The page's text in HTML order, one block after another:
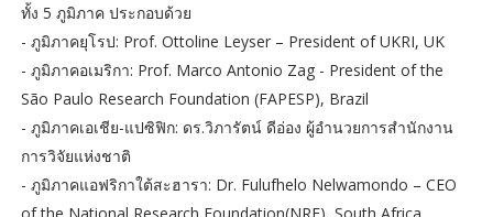
ทั้ง 5 ภูมิภาค ประกอบด้วย
- ภูมิภาคยุโรป: Prof. Ottoline Leyser – President of UKRI, UK
- ภูมิภาคอเมริกา: Prof. Marco Antonio Zag - President of the
São Paulo Research Foundation (FAPESP), Brazil
- ภูมิภาคเอเชีย-แปซิฟิก: ดร.วิภารัตน์ ดีอ่อง ผู้อำนวยการสำนักงาน
การวิจัยแห่งชาติ
- ภูมิภาคแอฟริกาใต้สะฮารา: Dr. Fulufhelo Nelwamondo – CEO
of the National Research Foundation(NRF), South Africa